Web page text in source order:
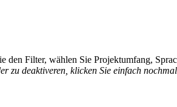
Filter, wählen Sie Projektumfang,
zu deaktiveren, klicken Sie einfach